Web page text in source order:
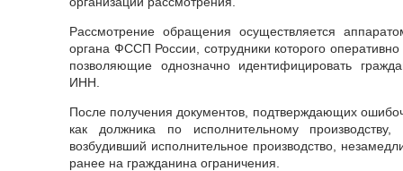
Рассмотрение обращения осуществляется
органа ФССП России, сотрудники которого
позволяющие однозначно идентифицировать
ИНН.
После получения документов, подтверждающих
как должника по исполнительному производству,
возбудивший исполнительное производство,
ранее на гражданина ограничения.